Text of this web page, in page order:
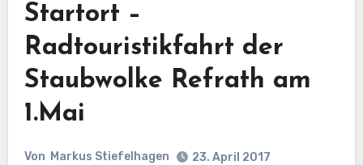
Startort –
Radtouristikfahrt der
Staubwolke Refrath am
1.Mai
Von Markus Stiefelhagen
23. April 2017